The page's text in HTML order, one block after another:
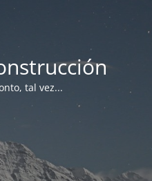
tal vez...